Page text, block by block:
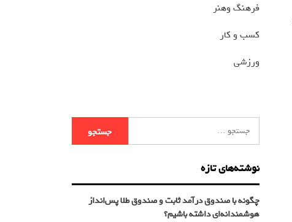
فرهنگ وهنر
کسب و کار
ورزشی
نوشته‌های تازه
چگونه با صندوق درآمد ثابت و صندوق طلا پس‌انداز
هوشمندانه‌ای داشته باشیم؟